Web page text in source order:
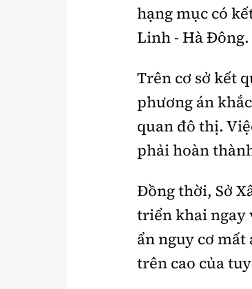
hạng mục có
Linh - Hà Đông.
Trên cơ sở kết
phương án
quan đô thị.
phải hoàn
Đồng thời, Sở
triển khai ngay
ẩn nguy cơ
trên cao của